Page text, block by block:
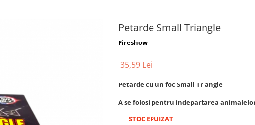
Petarde Small Triangle
Fireshow
35,59 Lei
Petarde cu un foc Small Triangle
A se folosi pentru indepartarea
STOC EPUIZAT